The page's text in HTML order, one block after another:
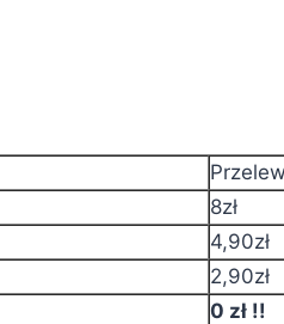
8zł
4,90zł
2,90zł
0 zł !!